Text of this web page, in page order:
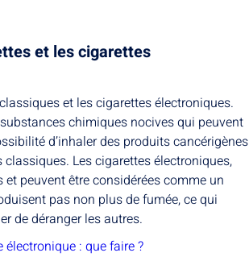
et les cigarettes
et les cigarettes électroniques.
chimiques nocives qui peuvent
d’inhaler des produits cancérigènes
Les cigarettes électroniques,
peuvent être considérées comme un
pas non plus de fumée, ce qui
de déranger les autres.
électronique : que faire ?